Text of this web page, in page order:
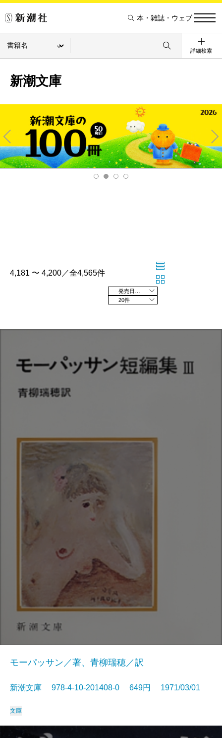
本・雑誌・ウェブ
詳細検索
新潮文庫
Pre
v
Ne
xt
4,181 〜 4,200／全4,565件
20件
モーパッサン／著、青柳瑞穂／訳
新潮文庫 978-4-10-201408-0 649円 1971/03/01
文庫